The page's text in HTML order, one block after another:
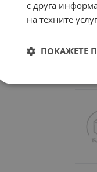
с друга
на техните
ПОКАЖЕТЕ